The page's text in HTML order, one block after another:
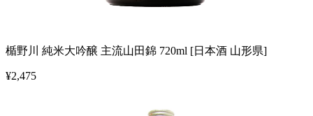
楯野川 純米大吟醸 主流山田錦 720ml [日本酒 山形県]
¥2,475